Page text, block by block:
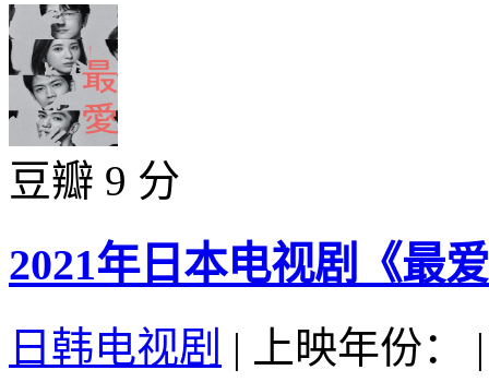
豆瓣 9 分
2021年日本电视剧《最
日韩电视剧 | 上映年份：
|